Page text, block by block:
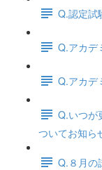
Q.認定試
Q.アカデ
Q.アカデ
Q.いつが
ついてお知ら
Q.８月の